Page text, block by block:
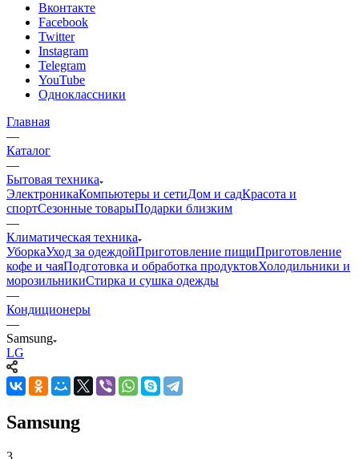
Вконтакте
Facebook
Twitter
Instagram
Telegram
YouTube
Одноклассники
Главная
—
Каталог
—
Бытовая техника
ЭлектроникаКомпьютеры и сетиДом и садКрасота и
спортСезонные товарыПодарки близким
—
Климатическая техника
УборкаУход за одеждойПриготовление пищиПриготовление
кофе и чаяПодготовка и обработка продуктовХолодильники и
морозильникиСтирка и сушка одежды
—
Кондиционеры
—
Samsung
LG
Samsung
3